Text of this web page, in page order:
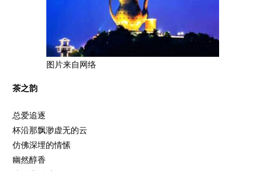
图片来自网络
茶之韵
总爱追逐
杯沿那飘渺虚无的云
仿佛深埋的情愫
幽然醇香